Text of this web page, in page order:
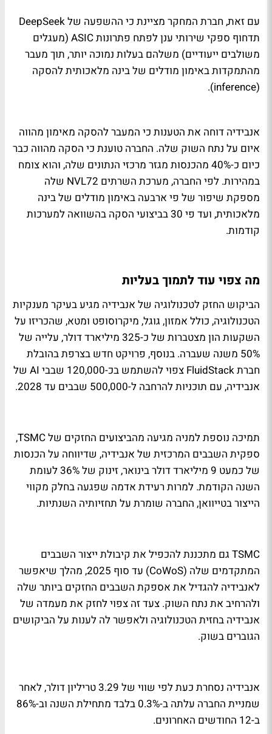
עם זאת, חברת המחקר מציינת כי ההשפעה של DeepSeek
תדחוף ספקי שירותי ענן לפתח פתרונות ASIC (מעגלים
משולבים ייעודיים) משלהם בעלות נמוכה יותר, תוך מעבר
מהתמקדות באימון מודלים של בינה מלאכותית להסקה
(inference).
אנבידיה דוחה את הטענות כי המעבר להסקה מאימון מהווה
איום על נתח השוק שלה. החברה טוענת כי הסקה מהווה כבר
כיום כ-40% מהכנסות מגזר מרכזי הנתונים שלה, והוא צומח
במהירות. לפי החברה, מערכת השרתים NVL72 שלה
מספקת שיפור של פי ארבעה באימון מודלים של בינה
מלאכותית, ועד פי 30 בביצועי הסקה בהשוואה למערכות
קודמות.
מה צפוי עוד לתמוך בעליות
הביקוש החזק לטכנולוגיה של אנבידיה מגיע בעיקר מענקיות
הטכנולוגיה, כולל אמזון, גוגל, מיקרוסופט ומטא, שהכריזו על
השקעות הון מצטברות של כ-325 מיליארד דולר, עלייה של
50% משנה שעברה. בנוסף, פרויקט חדש בצרפת בהובלת
חברת FluidStack צפוי להשתמש בכ-120,000 שבבי AI של
אנבידיה, עם תוכניות להרחבה ל-500,000 שבבים עד 2028.
תמיכה נוספת למניה מגיעה מהביצועים החזקים של TSMC,
ספקית השבבים המרכזית של אנבידיה, שדיווחה על הכנסות
של כמעט 9 מיליארד דולר בינואר, זינוק של 36% לעומת
השנה הקודמת. למרות רעידת אדמה שפגעה בחלק מקווי
הייצור בטייוואן, החברה שומרת על תחזיותיה השנתיות.
TSMC גם מתכננת להכפיל את קיבולת ייצור השבבים
המתקדמים שלה (CoWoS) עד סוף 2025, מהלך שיאפשר
לאנבידיה להגדיל את אספקת השבבים החזקים ביותר שלה
ולהרחיב את נתח השוק. צעד זה צפוי לחזק את מעמדה של
אנבידיה בחזית הטכנולוגיה ולאפשר לה לענות על הביקושים
הגוברים בשוק.
אנבידיה נסחרת כעת לפי שווי של 3.29 טריליון דולר, לאחר
שמניית החברה עלתה ב-0.3% בלבד מתחילת השנה וב-86%
ב-12 החודשים האחרונים.